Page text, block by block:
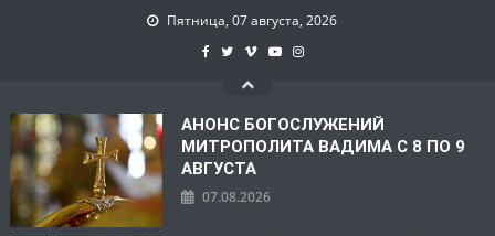
Пятница, 07 августа, 2026
АНОНС БОГОСЛУЖЕНИЙ
МИТРОПОЛИТА ВАДИМА С 8 ПО 9
АВГУСТА
07.08.2026